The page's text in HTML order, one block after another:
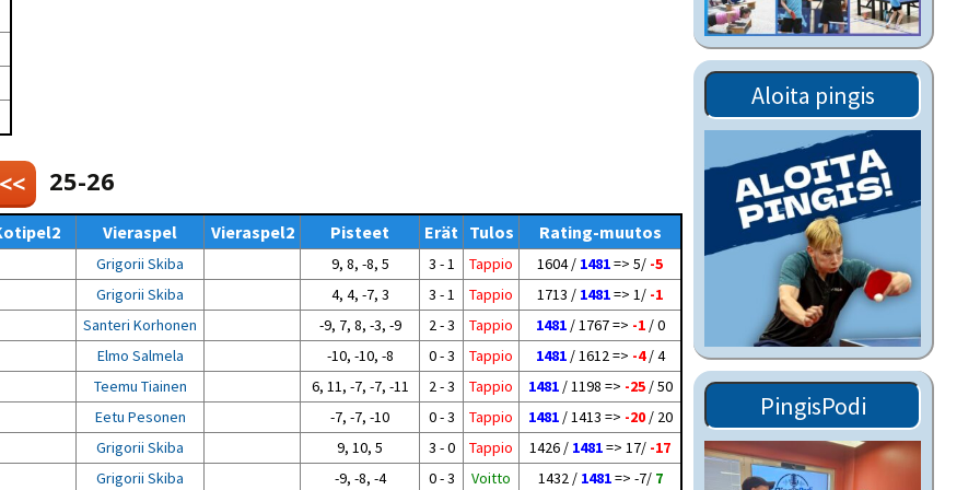
Maahanmuuttajien
kotouttaminen ja
sukupuolten tasa-arvo
pöytätenniksessä
kattavan osallisuuden
kautta
25-26
Vieraspel Vieraspel2 Pisteet Erät Tulos Rating-muutos
Grigorii Skiba 9, 8, -8, 5 3 - 1 Tappio 1604 / 1481=> 5/ -5
Grigorii Skiba 4, 4, -7, 3 3 - 1 Tappio 1713 / 1481=> 1/ -1
Santeri Korhonen -9, 7, 8, -3, -9 2 - 3 Tappio 1481/ 1767 => -1/ 0
Elmo Salmela -10, -10, -8 0 - 3 Tappio 1481/ 1612 => -4/ 4
Teemu Tiainen 6, 11, -7, -7, -11 2 - 3 Tappio 1481/ 1198 => -25/ 50
Eetu Pesonen -7, -7, -10 0 - 3 Tappio 1481/ 1413 => -20/ 20
Grigorii Skiba 9, 10, 5 3 - 0 Tappio 1426 / 1481=> 17/ -17
Grigorii Skiba -9, -8, -4 0 - 3 Voitto 1432 / 1481=> -7/ 7
Aloita pingis
PingisPodi